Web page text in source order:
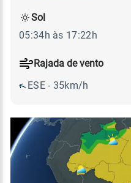
Rajada de vento
ESE - 35km/h
Sol
05:34h às 17:22h